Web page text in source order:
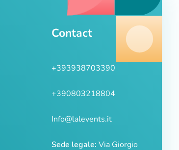
Contact
+393938703390
+390803218804
Info@lalevents.it
Sede legale: Via Giorgio